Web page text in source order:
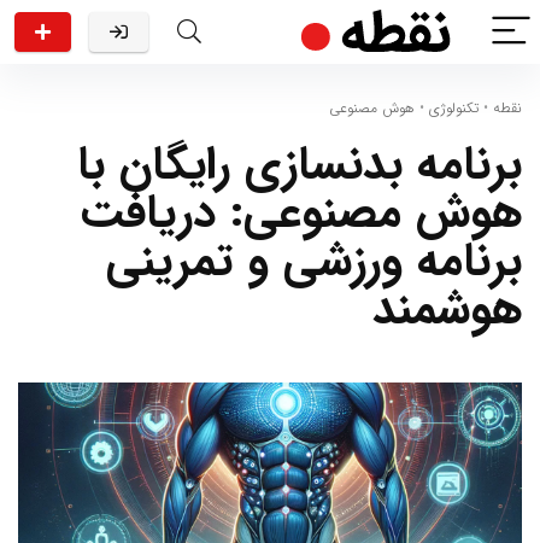
نقطه • تکنولوژی • هوش مصنوعی
برنامه بدنسازی رایگان با
هوش مصنوعی: دریافت
برنامه ورزشی و تمرینی
هوشمند